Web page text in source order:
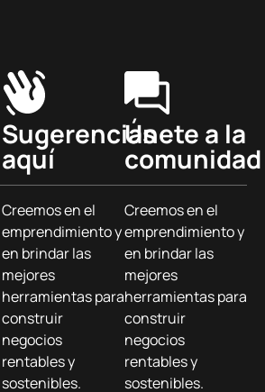
Sugerencias
aquí
Creemos en el
emprendimiento y
en brindar las
mejores
herramientas para
construir
negocios
rentables y
sostenibles.
Únete a la
comunidad
Creemos en el
emprendimiento y
en brindar las
mejores
herramientas para
construir
negocios
rentables y
sostenibles.